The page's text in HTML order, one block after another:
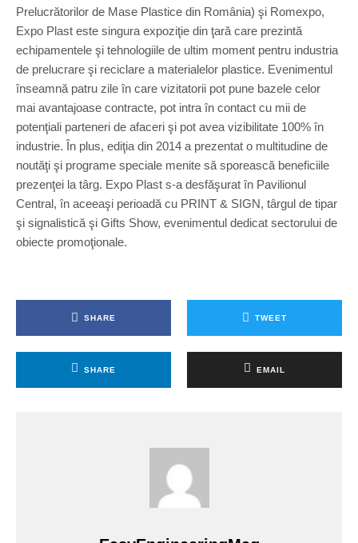
Prelucrătorilor de Mase Plastice din România) şi Romexpo,
Expo Plast este singura expoziţie din ţară care prezintă
echipamentele şi tehnologiile de ultim moment pentru industria
de prelucrare şi reciclare a materialelor plastice. Evenimentul
înseamnă patru zile în care vizitatorii pot pune bazele celor
mai avantajoase contracte, pot intra în contact cu mii de
potenţiali parteneri de afaceri şi pot avea vizibilitate 100% în
industrie. În plus, ediţia din 2014 a prezentat o multitudine de
noutăţi şi programe speciale menite să sporească beneficiile
prezenţei la târg. Expo Plast s-a desfăşurat în Pavilionul
Central, în aceeaşi perioadă cu PRINT & SIGN, târgul de tipar
şi signalistică şi Gifts Show, evenimentul dedicat sectorului de
obiecte promoţionale.
SHARE TWEET
SHARE EMAIL